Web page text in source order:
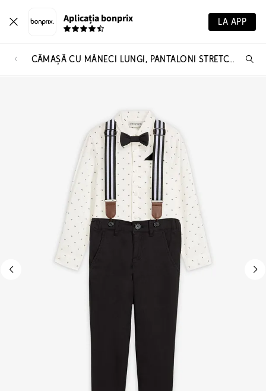
Aplicația bonprix LA APP
CĂMAȘĂ CU MÂNECI LUNGI, PANTALONI STRETCH, BRETELE ȘI PAPION (SET/4 PIESE)